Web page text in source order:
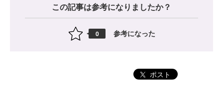
この記事は参考になりましたか？
0 参考になった
ポスト